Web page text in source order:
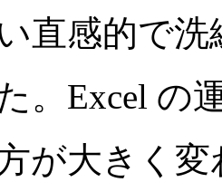
直感的で
。Excel の
が大きく